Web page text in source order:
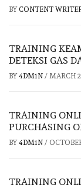
BY CONTENT
TRAINING
DETEKSI GAS
BY 4DM1N / MARCH
TRAINING
PURCHASING
BY 4DM1N /
TRAINING